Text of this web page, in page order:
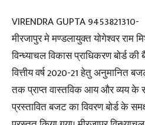
VIRENDRA GUPTA 9453821310-
मीरजापुर मे मण्डलायुक्त योगेश्वर राम
विन्ध्याचल विकास प्राधिकरण बोर्ड
वित्तीय वर्ष 2020-21 हेतु अनुमानित
तक प्राप्त वास्तविक आय और व्यय के
प्रस्तावित बजट का विवरण बोर्ड के